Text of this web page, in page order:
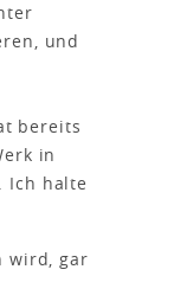
und
bereits
in
Ich halte
wird, gar